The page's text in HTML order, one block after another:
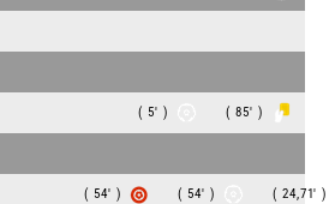
( 5' ) ( 85' )
( 54' ) ( 54' ) ( 24,71'